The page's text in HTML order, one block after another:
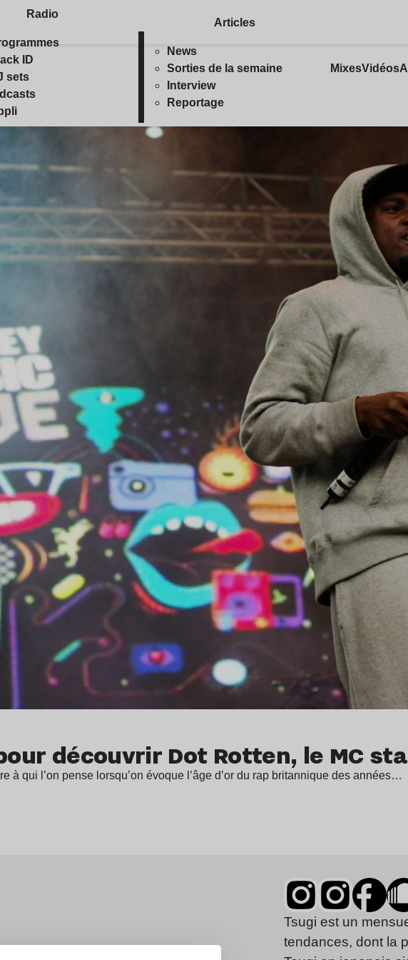
Radio
ID
sets
Articles
News
Sorties de la semaine
Interview
Reportage
MixesVidéos
découvrir Dot Rotten, le MC
à qui l’on pense lorsqu’on évoque l’âge d’or du rap britannique des années…
Tsugi est un
tendances, dont la